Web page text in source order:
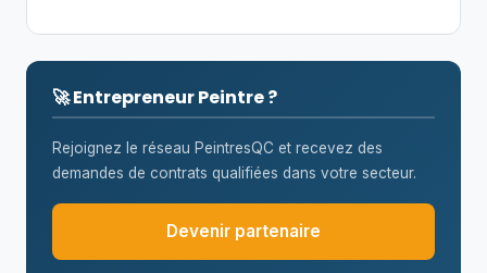
🚀 Entrepreneur Peintre ?
Rejoignez le réseau PeintresQC et recevez des
demandes de contrats qualifiées dans votre secteur.
Devenir partenaire